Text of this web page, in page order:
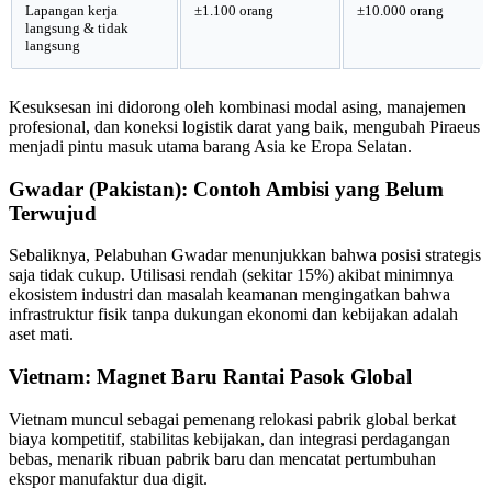
Lapangan kerja
langsung & tidak
langsung
±1.100 orang ±10.000 orang
Kesuksesan ini didorong oleh kombinasi modal asing, manajemen
profesional, dan koneksi logistik darat yang baik, mengubah Piraeus
menjadi pintu masuk utama barang Asia ke Eropa Selatan.
Gwadar (Pakistan): Contoh Ambisi yang Belum
Terwujud
Sebaliknya, Pelabuhan Gwadar menunjukkan bahwa posisi strategis
saja tidak cukup. Utilisasi rendah (sekitar 15%) akibat minimnya
ekosistem industri dan masalah keamanan mengingatkan bahwa
infrastruktur fisik tanpa dukungan ekonomi dan kebijakan adalah
aset mati.
Vietnam: Magnet Baru Rantai Pasok Global
Vietnam muncul sebagai pemenang relokasi pabrik global berkat
biaya kompetitif, stabilitas kebijakan, dan integrasi perdagangan
bebas, menarik ribuan pabrik baru dan mencatat pertumbuhan
ekspor manufaktur dua digit.